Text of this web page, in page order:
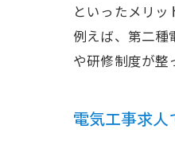
といったメリッ
例えば、第二種
や研修制度が整
電気工事求